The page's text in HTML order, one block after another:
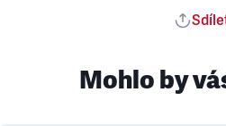
Mohlo by